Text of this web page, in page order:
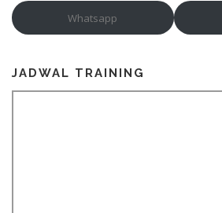
Whatsapp
JADWAL TRAINING